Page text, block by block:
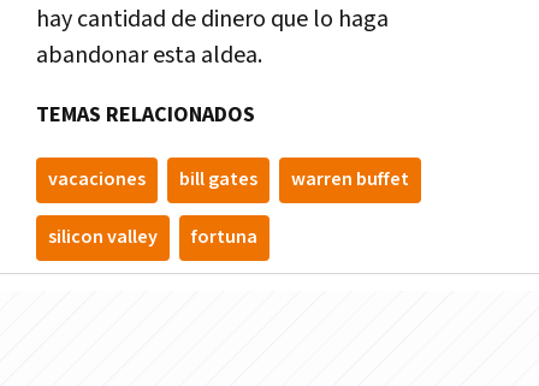
hay cantidad de dinero que lo haga
abandonar esta aldea.
TEMAS RELACIONADOS
vacaciones bill gates warren buffet
silicon valley fortuna